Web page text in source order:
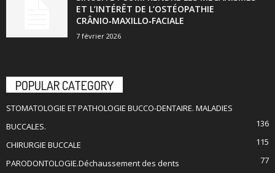
ET L’INTÉRÊT DE L’OSTÉOPATHIE
CRÂNIO‑MAXILLO‑FACIALE
7 février 2026
POPULAR CATEGORY
STOMATOLOGIE ET PATHOLOGIE BUCCO-DENTAIRE. MALADIES
BUCCALES.
136
CHIRURGIE BUCCALE
115
PARODONTOLOGIE.Déchaussement des dents
77